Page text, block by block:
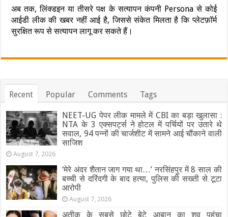
अब तक, लिंक्डइन या तीसरे पक्ष के सत्यापन कंपनी Persona से कोई
आईडी लीक की खबर नहीं आई है, जिससे संकेत मिलता है कि प्लेटफ़ॉर्म
सुरक्षित रूप से सत्यापन लागू कर सकते हैं।
Recent Popular Comments Tags
NEET-UG पेपर लीक मामले में CBI का बड़ा खुलासा :
NTA के 3 एक्सपर्ट्स ने होटल में पर्चियों पर उतारे थे
सवाल, 94 पन्नों की चार्जशीट में सामने आई चौंकाने वाली
साजिश
August 7, 2026
‘मेरे अंदर शैतान जाग गया था…’ नरसिंहपुर में 8 साल की
बच्ची से दरिंदगी के बाद हत्या, पुलिस की सख्ती से टूटा
आरोपी
August 7, 2026
अतीक के सबसे छोटे बेटे आबान का शव पहुंचा